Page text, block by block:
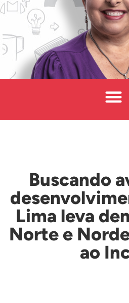
Buscando
Lima leva
Norte e
ao